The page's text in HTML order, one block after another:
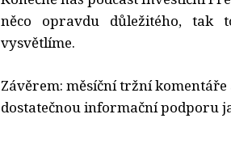
něco opravdu důležitého, tak
vysvětlíme.
Závěrem: měsíční tržní
dostatečnou informační podporu